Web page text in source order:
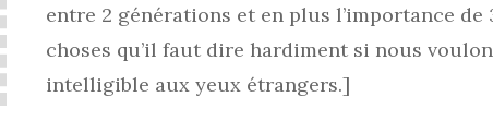
entre 2 générations et en plus l’importance de
choses qu’il faut dire hardiment si nous
intelligible aux yeux étrangers.]